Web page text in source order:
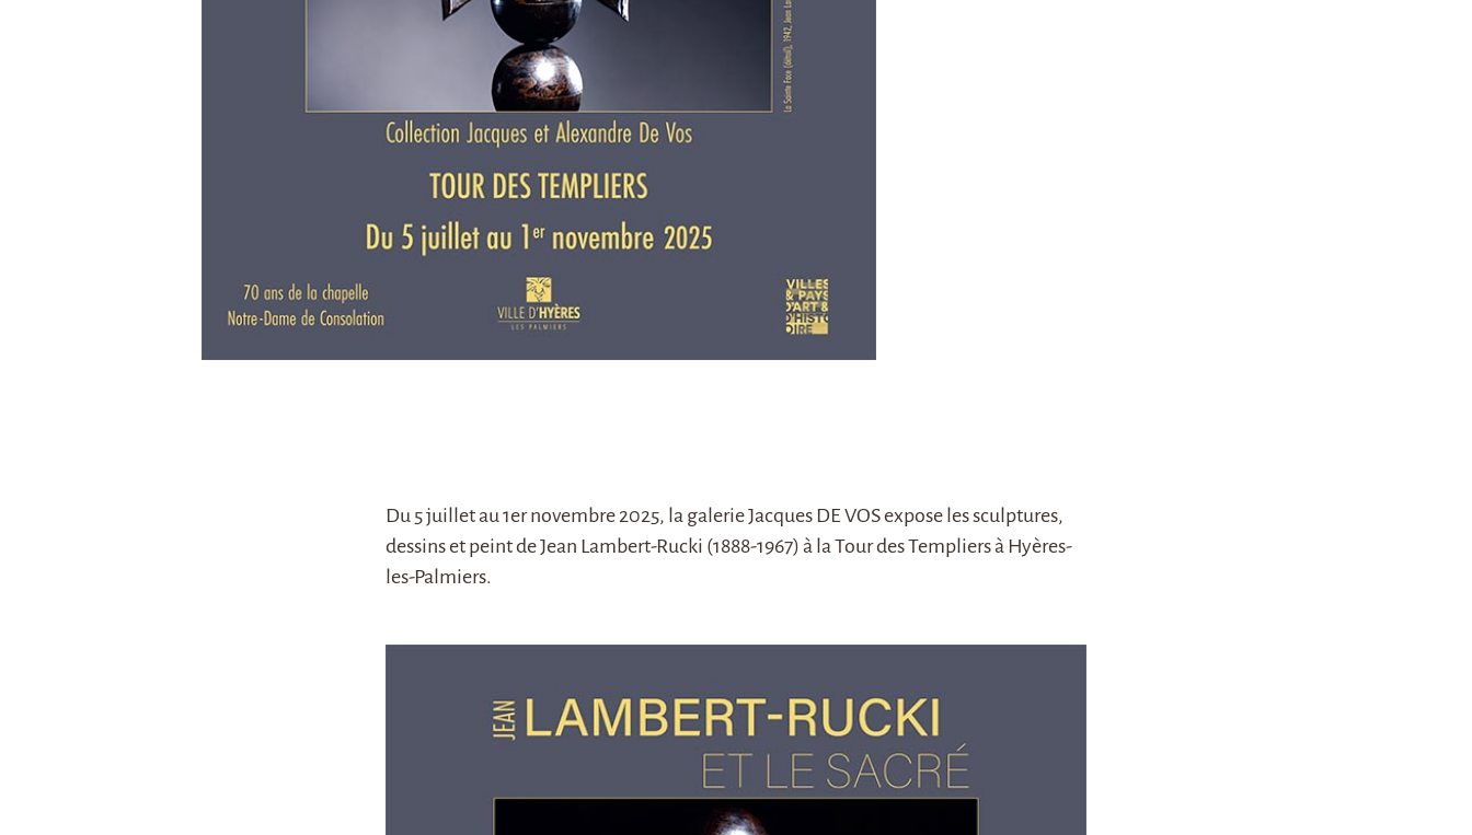
Du 5 juillet au 1er novembre 2025, la galerie Jacques DE VOS expose les sculptures,
dessins et peint de Jean Lambert-Rucki (1888-1967) à la Tour des Templiers à Hyères-
les-Palmiers.